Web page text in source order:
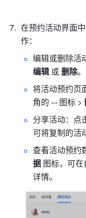
在预约活动界面
作：
编辑或删除活
编辑 或 删除。
将活动预约页
角的 ··· 图标 >
分享活动：点
可将复制的活
查看活动预约
据 图标，可
详情。